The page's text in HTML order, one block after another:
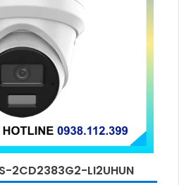
2CD2383G2-LI2UHUN